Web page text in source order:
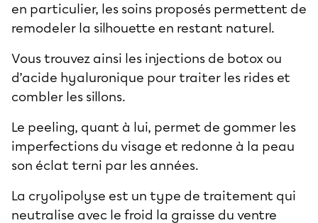
en particulier, les soins proposés permettent de
remodeler la silhouette en restant naturel.
Vous trouvez ainsi les injections de botox ou
d’acide hyaluronique pour traiter les rides et
combler les sillons.
Le peeling, quant à lui, permet de gommer les
imperfections du visage et redonne à la peau
son éclat terni par les années.
La cryolipolyse est un type de traitement qui
neutralise avec le froid la graisse du ventre